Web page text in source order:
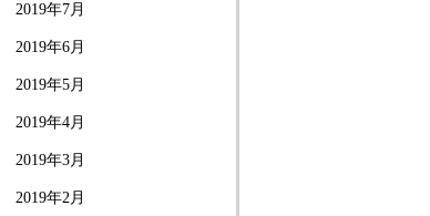
2019年7月
2019年6月
2019年5月
2019年4月
2019年3月
2019年2月